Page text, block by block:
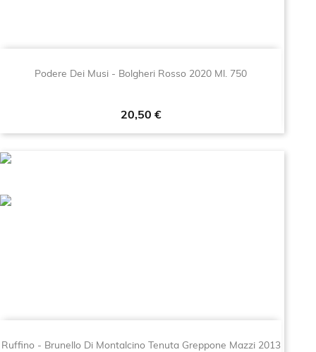
Podere Dei Musi - Bolgheri Rosso 2020 Ml. 750
Prezzo
20,50 €
Ruffino - Brunello Di Montalcino Tenuta Greppone Mazzi 2013